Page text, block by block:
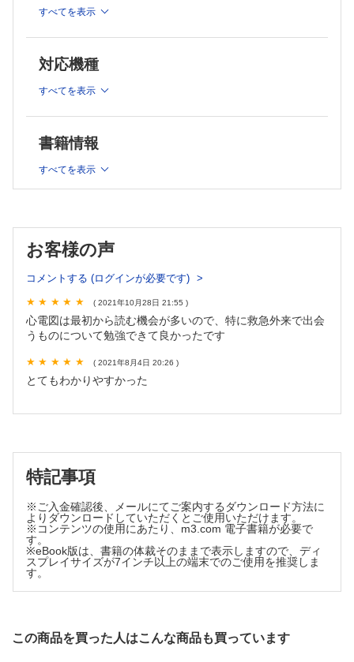
動悸：上室性頻拍【津島隆太】
呼吸困難：急性肺血栓塞栓症【石井奈津子，辻 明宏】
連載
心窩部痛および右下腹部痛を訴える20歳代女性【山内哲司】
臨床検査専門医がコッソリ教える…検査のTips！
新連載 病棟コールの対応、おまかせください！ 当直明けの
振りかえりで力をつける！
第1回 SpO2低下に対応しよう①【藤野貴久】
画像診断ワンポイントレッスンPart3
【堀田昌利】
アレルギー性鼻炎に対する薬の正しい使い方【藤枝重治】
それゆけ！ エコー・レジデント！ 日常診療でのエコーの使
いどころ
第6回 秒で診断，もう見逃さない肋骨骨折【都竹伸哉】
Dr.ヤンデルの勝手に索引作ります！ 通読できるように作
すべてを表示
対応機種
すべてを表示
書籍情報
すべてを表示
お客様の声
コメントする (ログインが必要です)
( 2021年10月28日 21:55 )
心電図は最初から読む機会が多いので、特に救急外来で出会
うものについて勉強できて良かったです
( 2021年8月4日 20:26 )
とてもわかりやすかった
特記事項
※ご入金確認後、メールにてご案内するダウンロード方法に
よりダウンロードしていただくとご使用いただけます。
※コンテンツの使用にあたり、m3.com 電子書籍が必要で
す。
※eBook版は、書籍の体裁そのままで表示しますので、ディ
スプレイサイズが7インチ以上の端末でのご使用を推奨しま
す。
この商品を買った人はこんな商品も買っています